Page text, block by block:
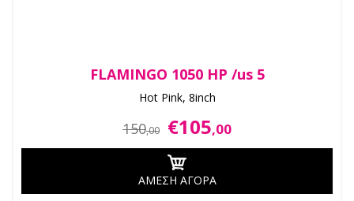
FLAMINGO 1050 HP /us 5
Hot Pink, 8inch
150,00 €105,00
ΑΜΕΣΗ ΑΓΟΡΑ